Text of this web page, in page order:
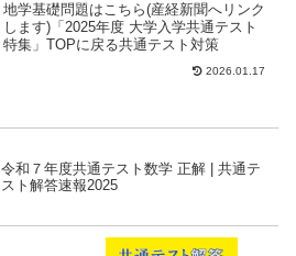
地学基礎問題はこちら(産経新聞へリンク
します)「2025年度 大学入学共通テスト
特集」TOPに戻る共通テスト対策
2026.01.17
令和７年度共通テスト数学 正解 | 共通テ
スト解答速報2025